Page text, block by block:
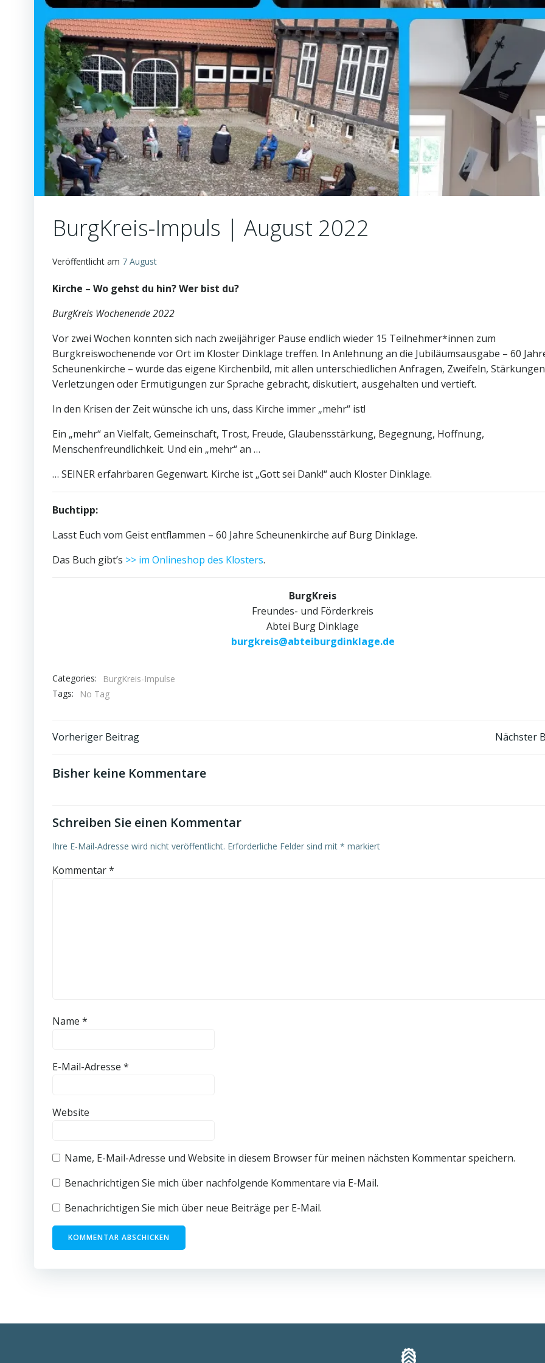
BurgKreis-Impuls | August 2022
Veröffentlicht am 7 August
Kirche – Wo gehst du hin? Wer bist du?
BurgKreis Wochenende 2022
Vor zwei Wochen konnten sich nach zweijähriger Pause endlich wieder 15 Teilnehmer*innen zum
Burgkreiswochenende vor Ort im Kloster Dinklage treffen. In Anlehnung an die Jubiläumsausgabe – 60
Scheunenkirche – wurde das eigene Kirchenbild, mit allen unterschiedlichen Anfragen, Zweifeln,
Verletzungen oder Ermutigungen zur Sprache gebracht, diskutiert, ausgehalten und vertieft.
In den Krisen der Zeit wünsche ich uns, dass Kirche immer „mehr“ ist!
Ein „mehr“ an Vielfalt, Gemeinschaft, Trost, Freude, Glaubensstärkung, Begegnung, Hoffnung,
Menschenfreundlichkeit. Und ein „mehr“ an …
… SEINER erfahrbaren Gegenwart. Kirche ist „Gott sei Dank!“ auch Kloster Dinklage.
Buchtipp:
Lasst Euch vom Geist entflammen – 60 Jahre Scheunenkirche auf Burg Dinklage.
Das Buch gibt’s >> im Onlineshop des Klosters.
BurgKreis
Freundes- und Förderkreis
Abtei Burg Dinklage
burgkreis@abteiburgdinklage.de
Categories:
BurgKreis-Impulse
Tags:
No Tag
Post
navigation
Vorheriger Beitrag Nächster
Bisher keine Kommentare
Schreiben Sie einen Kommentar
Ihre E-Mail-Adresse wird nicht veröffentlicht. Erforderliche Felder sind mit * markiert
Kommentar*
Name *
E-Mail-Adresse *
Website
Name, E-Mail-Adresse und Website in diesem Browser für meinen nächsten Kommentar speichern.
Benachrichtigen Sie mich über nachfolgende Kommentare via E-Mail.
Benachrichtigen Sie mich über neue Beiträge per E-Mail.